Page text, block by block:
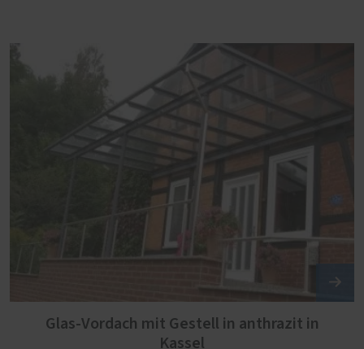
Glas-Vordach mit Gestell in anthrazit in
Kassel